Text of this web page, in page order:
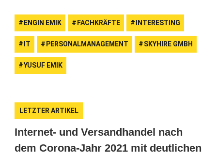
ENGIN EMIK FACHKRÄFTE INTERESTING
IT PERSONALMANAGEMENT SKYHIRE GMBH
YUSUF EMIK
LETZTER ARTIKEL
Internet- und Versandhandel nach
dem Corona-Jahr 2021 mit deutlichen